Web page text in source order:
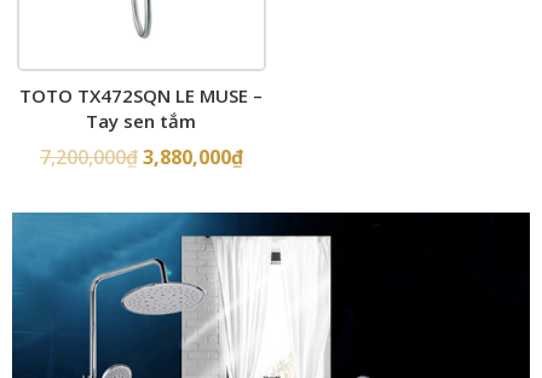
TOTO TX472SQN LE MUSE –
Tay sen tắm
7,200,000₫3,880,000₫